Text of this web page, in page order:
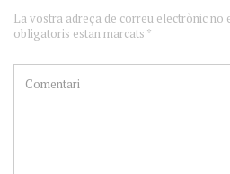
La vostra adreça de correu electrònic no
obligatoris estan marcats *